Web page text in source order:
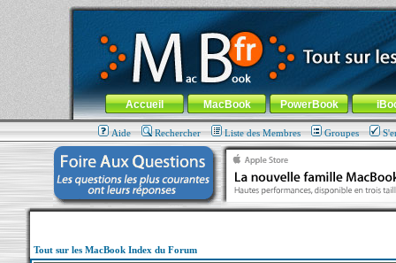
MacBook-fr.com : 100% Apple... 100% nomade !
Aller au contenu-Aller au menu général-Aller au menu de
Menu général
Accueil MacBook PowerBook
Aide Rechercher Liste des Membres Groupes
Tout sur les MacBook Index du Forum